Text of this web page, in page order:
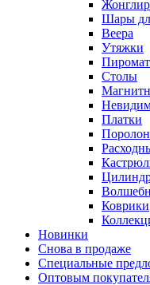
Шары
Веера
Утяжки
Столы
Платки
Коврики
Новинки
Снова в продаже
Специальные
Оптовым